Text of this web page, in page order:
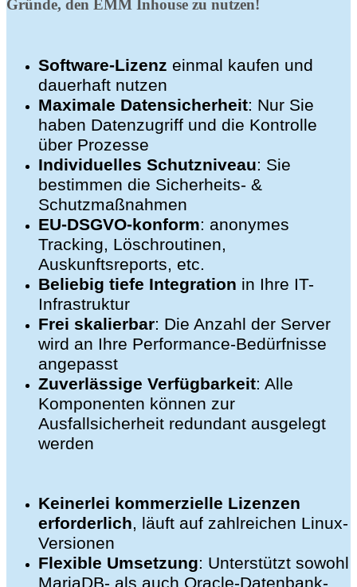
Gründe, den EMM Inhouse zu nutzen!
Software-Lizenz einmal kaufen und
dauerhaft nutzen
Maximale Datensicherheit: Nur Sie
haben Datenzugriff und die Kontrolle
über Prozesse
Individuelles Schutzniveau: Sie
bestimmen die Sicherheits- &
Schutzmaßnahmen
EU-DSGVO-konform: anonymes
Tracking, Löschroutinen,
Auskunftsreports, etc.
Beliebig tiefe Integration in Ihre IT-
Infrastruktur
Frei skalierbar: Die Anzahl der Server
wird an Ihre Performance-Bedürfnisse
angepasst
Zuverlässige Verfügbarkeit: Alle
Komponenten können zur
Ausfallsicherheit redundant ausgelegt
werden
Keinerlei kommerzielle Lizenzen
erforderlich, läuft auf zahlreichen Linux-
Versionen
Flexible Umsetzung: Unterstützt sowohl
MariaDB- als auch Oracle-Datenbank-